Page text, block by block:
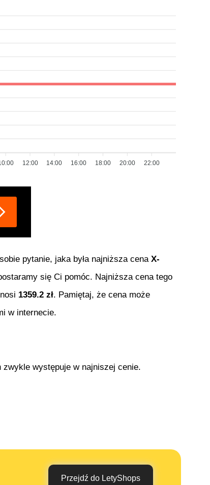
12:00 14:00 16:00 18:00 20:00 22:00
pytanie, jaka była najniższa cena X-
się Ci pomóc. Najniższa cena tego
1359.2 zł. Pamiętaj, że cena może
w internecie.
występuje w najniszej cenie.
Przejdź do LetyShops